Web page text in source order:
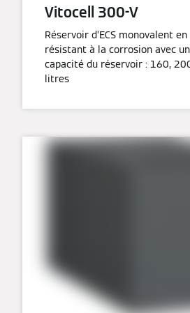
Vitocell 300-V
Réservoir d’ECS monovalent
résistant à la corrosion avec
capacité du réservoir : 160,
litres